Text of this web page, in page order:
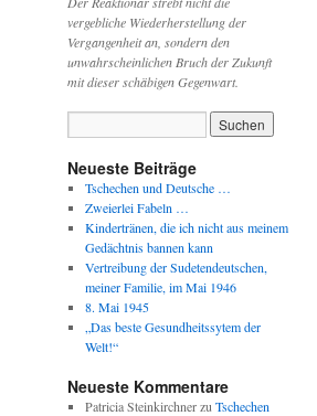
vergebliche Wiederherstellung der
Vergangenheit an, sondern den
unwahrscheinlichen Bruch der Zukunft
mit dieser schäbigen Gegenwart.
Neueste Beiträge
Tschechen und Deutsche …
Zweierlei Fabeln …
Kindertränen, die ich nicht aus meinem
Gedächtnis bannen kann
Vertreibung der Sudetendeutschen,
meiner Familie, im Mai 1946
8. Mai 1945
„Das beste Gesundheitssytem der
Welt!“
Neueste Kommentare
Patricia Steinkirchnerzu Tschechen